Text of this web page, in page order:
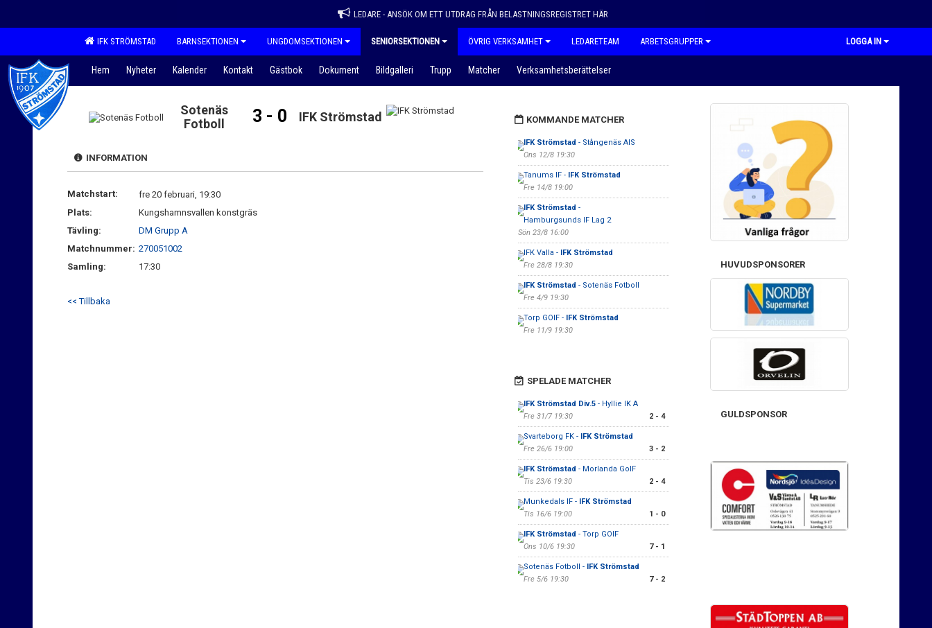
LEDARE - ANSÖK OM ETT UTDRAG FRÅN BELASTNINGSREGISTRET HÄR
IFK STRÖMSTAD BARNSEKTIONEN UNGDOMSEKTIONEN SENIORSEKTIONEN ÖVRIG VERKSAMHET LEDARETEAM ARBETSGRUPPER LOGGA IN
Hem Nyheter Kalender Kontakt Gästbok Dokument Bildgalleri Trupp Matcher Verksamhetsberättelser
Sotenäs
Fotboll
3 - 0 IFK Strömstad
INFORMATION
Matchstart:
fre 20 februari, 19:30
Plats:
Kungshamnsvallen konstgräs
Tävling:
DM Grupp A
Matchnummer: 270051002
Samling:
17:30
<< Tillbaka
KOMMANDE MATCHER
IFK Strömstad - Stångenäs AIS
Ons 12/8 19:30
Tanums IF - IFK Strömstad
Fre 14/8 19:00
IFK Strömstad -
Hamburgsunds IF Lag 2
Sön 23/8 16:00
IFK Valla - IFK Strömstad
Fre 28/8 19:30
IFK Strömstad - Sotenäs Fotboll
Fre 4/9 19:30
Torp GOIF - IFK Strömstad
Fre 11/9 19:30
SPELADE MATCHER
IFK Strömstad Div.5- Hyllie IK A
Fre 31/7 19:30
2 - 4
Svarteborg FK - IFK Strömstad
Fre 26/6 19:00
3 - 2
IFK Strömstad - Morlanda GoIF
Tis 23/6 19:30
2 - 4
Munkedals IF - IFK Strömstad
Tis 16/6 19:00
1 - 0
IFK Strömstad - Torp GOIF
Ons 10/6 19:30
7 - 1
Sotenäs Fotboll - IFK Strömstad
Fre 5/6 19:30
7 - 2
HUVUDSPONSORER
GULDSPONSOR